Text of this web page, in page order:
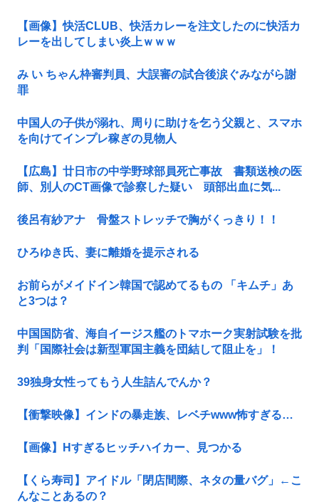
【画像】快活CLUB、快活カレーを注文したのに快活カ
レーを出してしまい炎上ｗｗｗ
み い ちゃん枠審判員、大誤審の試合後涙ぐみながら謝
罪
中国人の子供が溺れ、周りに助けを乞う父親と、スマホ
を向けてインプレ稼ぎの見物人
【広島】廿日市の中学野球部員死亡事故 書類送検の医
師、別人のCT画像で診察した疑い 頭部出血に気...
後呂有紗アナ 骨盤ストレッチで胸がくっきり！！
ひろゆき氏、妻に離婚を提示される
お前らがメイドイン韓国で認めてるもの 「キムチ」あ
と3つは？
中国国防省、海自イージス艦のトマホーク実射試験を批
判「国際社会は新型軍国主義を団結して阻止を」！
39独身女性ってもう人生詰んでんか？
【衝撃映像】インドの暴走族、レベチwww怖すぎる…
【画像】Hすぎるヒッチハイカー、見つかる
【くら寿司】アイドル「閉店間際、ネタの量バグ」←こ
んなことあるの？